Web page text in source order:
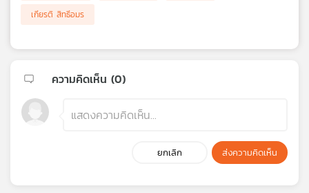
เกียรติ สิทธีอมร
ความคิดเห็น (0)
ยกเลิก ส่งความคิดเห็น